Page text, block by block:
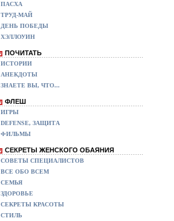
ПАСХА
ТРУД-МАЙ
ДЕНЬ ПОБЕДЫ
ХЭЛЛОУИН
ПОЧИТАТЬ
ИСТОРИИ
АНЕКДОТЫ
ЗНАЕТЕ ВЫ, ЧТО...
ФЛЕШ
ИГРЫ
DEFENSE, ЗАЩИТА
ФИЛЬМЫ
СЕКРЕТЫ ЖЕНСКОГО ОБАЯНИЯ
СОВЕТЫ СПЕЦИАЛИСТОВ
ВСЕ ОБО ВСЕМ
СЕМЬЯ
ЗДОРОВЬЕ
СЕКРЕТЫ КРАСОТЫ
СТИЛЬ